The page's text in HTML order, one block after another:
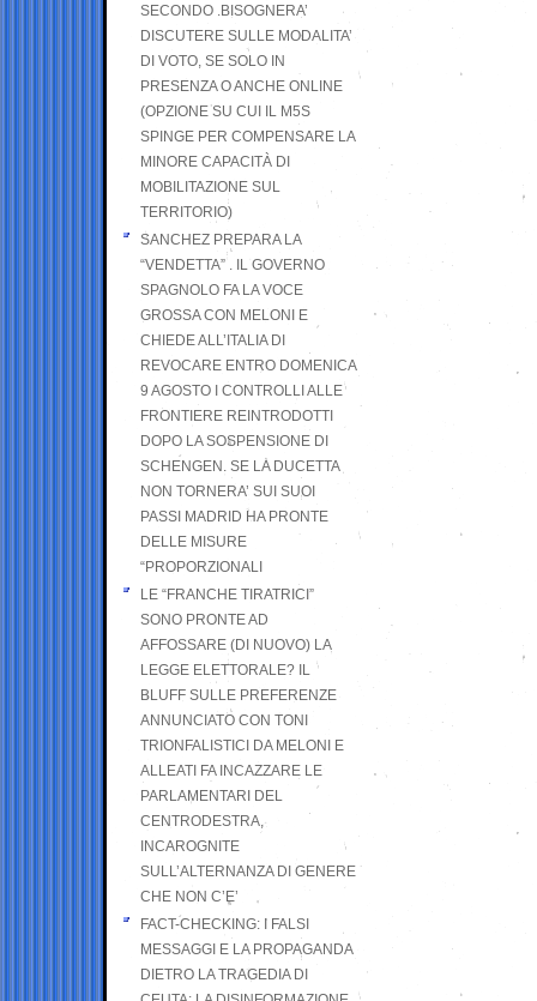
SECONDO .BISOGNERA’
DISCUTERE SULLE MODALITA’
DI VOTO, SE SOLO IN
PRESENZA O ANCHE ONLINE
(OPZIONE SU CUI IL M5S
SPINGE PER COMPENSARE LA
MINORE CAPACITÀ DI
MOBILITAZIONE SUL
TERRITORIO)
SANCHEZ PREPARA LA
“VENDETTA” . IL GOVERNO
SPAGNOLO FA LA VOCE
GROSSA CON MELONI E
CHIEDE ALL’ITALIA DI
REVOCARE ENTRO DOMENICA
9 AGOSTO I CONTROLLI ALLE
FRONTIERE REINTRODOTTI
DOPO LA SOSPENSIONE DI
SCHENGEN. SE LA DUCETTA
NON TORNERA’ SUI SUOI
PASSI MADRID HA PRONTE
DELLE MISURE
“PROPORZIONALI
LE “FRANCHE TIRATRICI”
SONO PRONTE AD
AFFOSSARE (DI NUOVO) LA
LEGGE ELETTORALE? IL
BLUFF SULLE PREFERENZE
ANNUNCIATO CON TONI
TRIONFALISTICI DA MELONI E
ALLEATI FA INCAZZARE LE
PARLAMENTARI DEL
CENTRODESTRA,
INCAROGNITE
SULL’ALTERNANZA DI GENERE
CHE NON C’E’
FACT-CHECKING: I FALSI
MESSAGGI E LA PROPAGANDA
DIETRO LA TRAGEDIA DI